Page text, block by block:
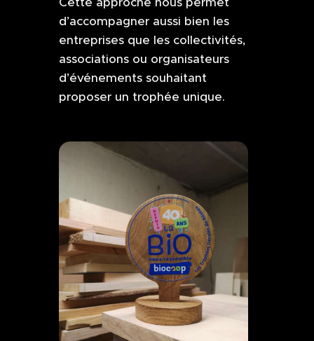
d’accompagner aussi bien les
entreprises que les collectivités,
associations ou organisateurs
d’événements souhaitant
proposer un trophée unique.